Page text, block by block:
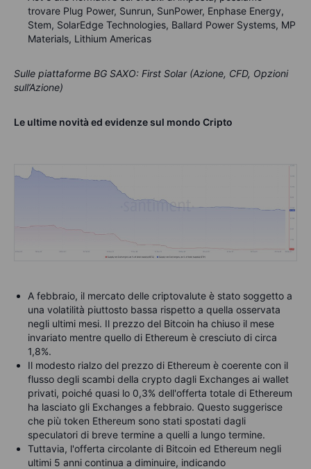
trovare Plug Power, Sunrun, SunPower, Enphase Energy,
Stem, SolarEdge Technologies, Ballard Power Systems, MP
Materials, Lithium Americas
Sulle piattaforme BG SAXO: First Solar (Azione, CFD, Opzioni
sull’Azione)
Le ultime novità ed evidenze sul mondo Cripto
A febbraio, il mercato delle criptovalute è stato soggetto a
una volatilità piuttosto bassa rispetto a quella osservata
negli ultimi mesi. Il prezzo del Bitcoin ha chiuso il mese
invariato mentre quello di Ethereum è cresciuto di circa
1,8%.
Il modesto rialzo del prezzo di Ethereum è coerente con il
flusso degli scambi della crypto dagli Exchanges ai wallet
privati, poiché quasi lo 0,3% dell'offerta totale di Ethereum
ha lasciato gli Exchanges a febbraio. Questo suggerisce
che più token Ethereum sono stati spostati dagli
speculatori di breve termine a quelli a lungo termine.
Tuttavia, l'offerta circolante di Bitcoin ed Ethereum negli
ultimi 5 anni continua a diminuire, indicando